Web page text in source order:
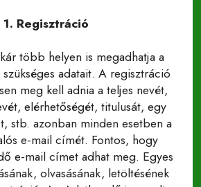
1. Regisztráció
több helyen is megadhatja a
adatait. A regisztráció
meg kell adnia a teljes nevét,
elérhetőségét, titulusát, egy
stb. azonban minden esetben a
e-mail címét. Fontos, hogy
e-mail címet adhat meg. Egyes
olvasásának, letöltésének